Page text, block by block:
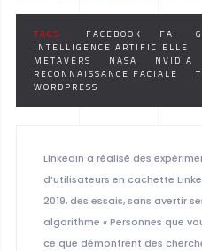
TAGS : FACEBOOK FAI
INTELLIGENCE ARTIFICIELLE
METAVERS
NASA
NVIDIA
RECONNAISSANCE FACIALE
WORDPRESS
LinkedIn a réalisé des
d’utilisateurs en cachette
2019, des essais, sans avertir
algorithme « Personnes que
ce que démontrent des